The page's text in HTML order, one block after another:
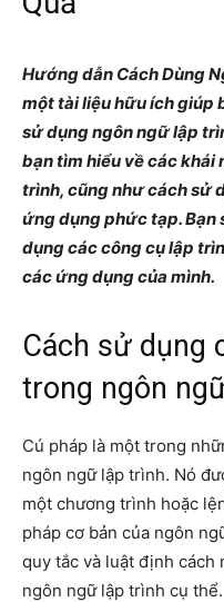
Hướng dẫn Cách Dùng
một tài liệu hữu ích giúp
sử dụng ngôn ngữ lập
bạn tìm hiểu về các khái
trình, cũng như cách sử
ứng dụng phức tạp.
dụng các công cụ lập
các ứng dụng của mình.
Cách sử dụng
trong ngôn
Cú pháp là một trong
ngôn ngữ lập trình. Nó
một chương trình hoặc
pháp cơ bản của ngôn
quy tắc và luật định cách
ngôn ngữ lập trình cụ thể.